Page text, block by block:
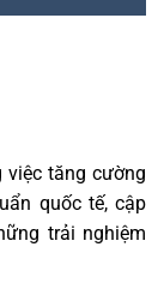
việc tăng cường
quốc tế, cập
trải nghiệm